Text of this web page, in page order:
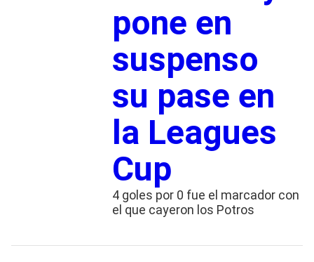
pone en
suspenso
su pase en
la Leagues
Cup
4 goles por 0 fue el marcador con
el que cayeron los Potros